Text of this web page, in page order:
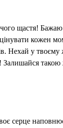
щастя! Бажаю
цінувати кожен
Нехай у твоєму
Залишайся
серце